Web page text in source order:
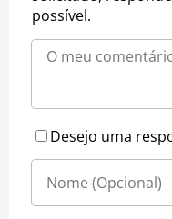
possível.
Desejo uma